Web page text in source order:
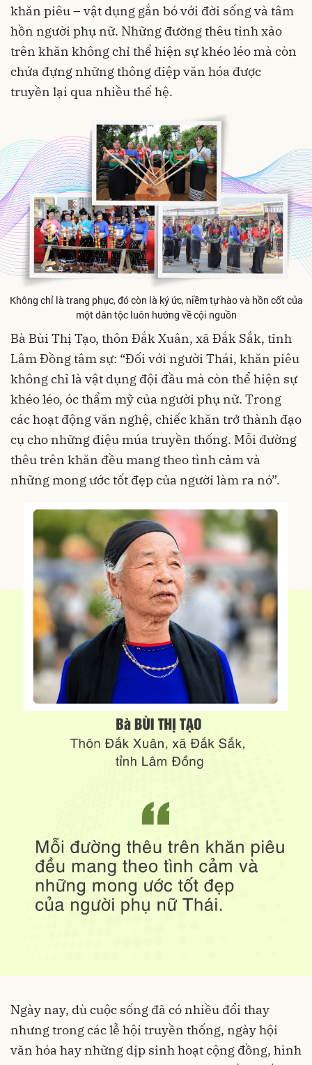
khăn piêu – vật dụng gắn bó với đời sống và tâm
hồn người phụ nữ. Những đường thêu tinh xảo
trên khăn không chỉ thể hiện sự khéo léo mà còn
chứa đựng những thông điệp văn hóa được
truyền lại qua nhiều thế hệ.
Không chỉ là trang phục, đó còn là ký ức, niềm tự hào và hồn cốt của
một dân tộc luôn hướng về cội nguồn
Bà Bùi Thị Tạo, thôn Đắk Xuân, xã Đắk Sắk, tỉnh
Lâm Đồng tâm sự: “Đối với người Thái, khăn piêu
không chỉ là vật dụng đội đầu mà còn thể hiện sự
khéo léo, óc thẩm mỹ của người phụ nữ. Trong
các hoạt động văn nghệ, chiếc khăn trở thành đạo
cụ cho những điệu múa truyền thống. Mỗi đường
thêu trên khăn đều mang theo tình cảm và
những mong ước tốt đẹp của người làm ra nó”.
Ngày nay, dù cuộc sống đã có nhiều đổi thay
nhưng trong các lễ hội truyền thống, ngày hội
văn hóa hay những dịp sinh hoạt cộng đồng, hình